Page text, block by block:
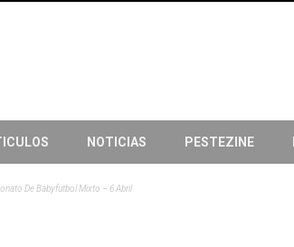
NOTICIAS PESTEZINE
De Babyfutbol Mixto – 6 Abril